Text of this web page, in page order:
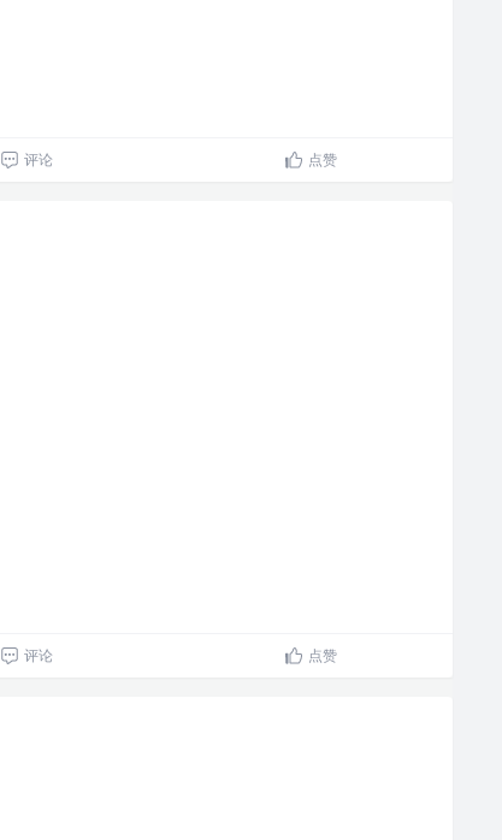
评论 点赞
评论 点赞